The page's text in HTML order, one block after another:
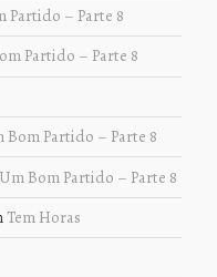
Partido – Parte 8
Partido – Parte 8
Bom Partido – Parte 8
Bom Partido – Parte 8
Tem Horas